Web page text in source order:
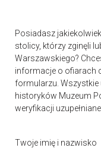
Posiadasz
stolicy, którzy zginęli
Warszawskiego?
informacje o ofiarach
formularzu. Wszystkie
historyków Muzeum
weryfikacji
Twoje imię i nazwisko